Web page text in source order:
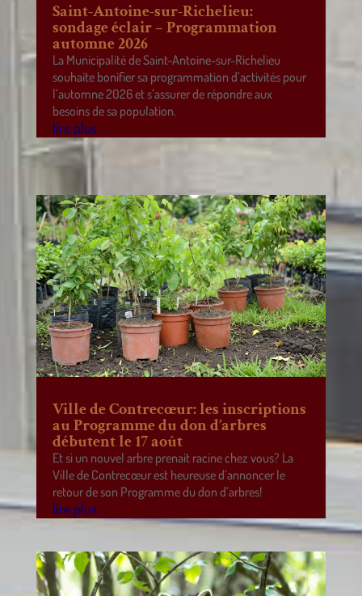
Saint-Antoine-sur-Richelieu:
sondage éclair – Programmation
automne 2026
La Municipalité de Saint-Antoine-sur-Richelieu
souhaite bonifier sa programmation d’activités pour
l’automne 2026 et s’assurer de répondre aux
besoins de sa population.
lire plus
Ville de Contrecœur: les inscriptions
au Programme du don d’arbres
débutent le 17 août
Et si un nouvel arbre prenait racine chez vous? La
Ville de Contrecœur est heureuse d’annoncer le
retour de son Programme du don d’arbres!
lire plus